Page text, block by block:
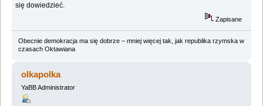
się dowiedzieć.
Zapisane
Obecnie demokracja ma się dobrze – mniej więcej tak, jak republika rzymska w
czasach Oktawiana
olkapolka
YaBB Administrator